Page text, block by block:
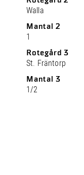
Walla
Mantal 2
1
Rotegård 3
St. Fräntorp
Mantal 3
1/2